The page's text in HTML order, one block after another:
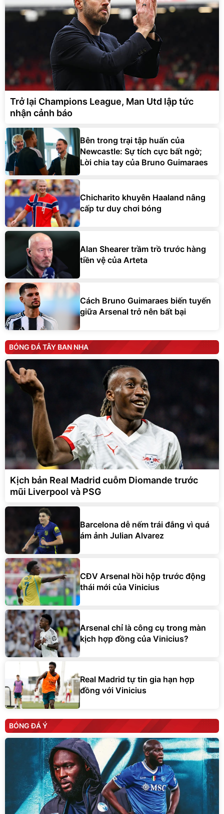
Trở lại Champions League, Man Utd lập tức
nhận cảnh báo
Bên trong trại tập huấn của
Newcastle: Sự tích cực bất ngờ;
Lời chia tay của Bruno Guimaraes
Chicharito khuyên Haaland nâng
cấp tư duy chơi bóng
Alan Shearer trầm trồ trước hàng
tiền vệ của Arteta
Cách Bruno Guimaraes biến tuyến
giữa Arsenal trở nên bất bại
BÓNG ĐÁ TÂY BAN NHA
Kịch bản Real Madrid cuỗm Diomande trước
mũi Liverpool và PSG
Barcelona dễ nếm trái đắng vì quá
ám ảnh Julian Alvarez
CĐV Arsenal hồi hộp trước động
thái mới của Vinicius
Arsenal chỉ là công cụ trong màn
kịch hợp đồng của Vinicius?
Real Madrid tự tin gia hạn hợp
đồng với Vinicius
BÓNG ĐÁ Ý